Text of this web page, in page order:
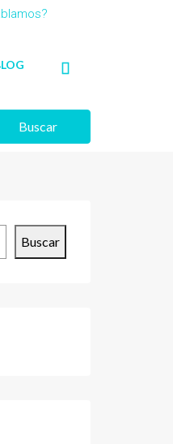
Buscar
Buscar